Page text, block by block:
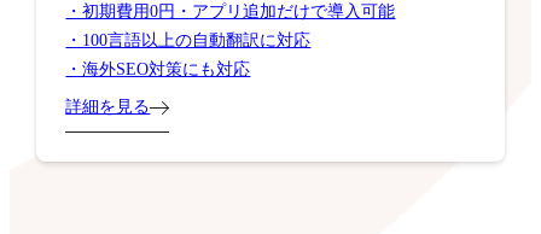
・初期費用0円・アプリ追加だけで導入可能
・100言語以上の自動翻訳に対応
・海外SEO対策にも対応
詳細を見る